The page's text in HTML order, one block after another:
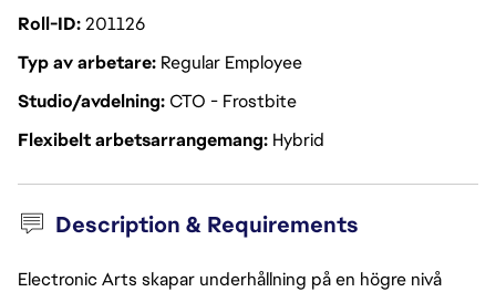
Roll-ID201126
Typ av arbetare Regular Employee
Studio/avdelningCTO - Frostbite
Flexibelt arbetsarrangemang Hybrid
Description & Requirements
Electronic Arts skapar underhållning på en högre nivå